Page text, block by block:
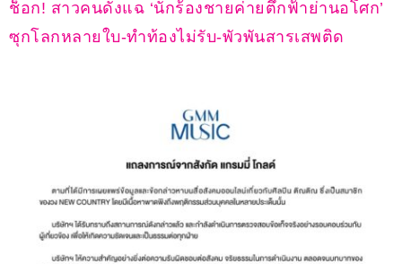
ช็อก! สาวคนดังแฉ ‘นักร้องชายค่ายตึกฟ้าย่านอโศก’
ซุกโลกหลายใบ-ทำท้องไม่รับ-พัวพันสารเสพติด